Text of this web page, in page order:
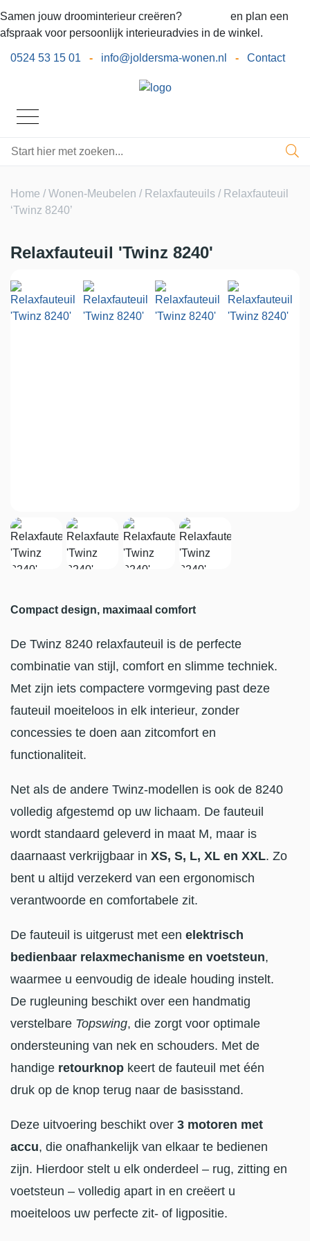
Samen jouw droominterieur creëren?
en plan een
afspraak voor persoonlijk interieuradvies in de winkel.
0524 53 15 01 - info@joldersma-wonen.nl - Contact
Home /Wonen-Meubelen / Relaxfauteuils / Relaxfauteuil
‘Twinz 8240’
Relaxfauteuil 'Twinz 8240'
Compact design, maximaal comfort
De Twinz 8240 relaxfauteuil is de perfecte
combinatie van stijl, comfort en slimme techniek.
Met zijn iets compactere vormgeving past deze
fauteuil moeiteloos in elk interieur, zonder
concessies te doen aan zitcomfort en
functionaliteit.
Net als de andere Twinz-modellen is ook de 8240
volledig afgestemd op uw lichaam. De fauteuil
wordt standaard geleverd in maat M, maar is
daarnaast verkrijgbaar in XS, S, L, XL en XXL. Zo
bent u altijd verzekerd van een ergonomisch
verantwoorde en comfortabele zit.
De fauteuil is uitgerust met een elektrisch
bedienbaar relaxmechanisme en voetsteun,
waarmee u eenvoudig de ideale houding instelt.
De rugleuning beschikt over een handmatig
verstelbare Topswing, die zorgt voor optimale
ondersteuning van nek en schouders. Met de
handige retourknop keert de fauteuil met één
druk op de knop terug naar de basisstand.
Deze uitvoering beschikt over 3 motoren met
accu, die onafhankelijk van elkaar te bedienen
zijn. Hierdoor stelt u elk onderdeel – rug, zitting en
voetsteun – volledig apart in en creëert u
moeiteloos uw perfecte zit- of ligpositie.